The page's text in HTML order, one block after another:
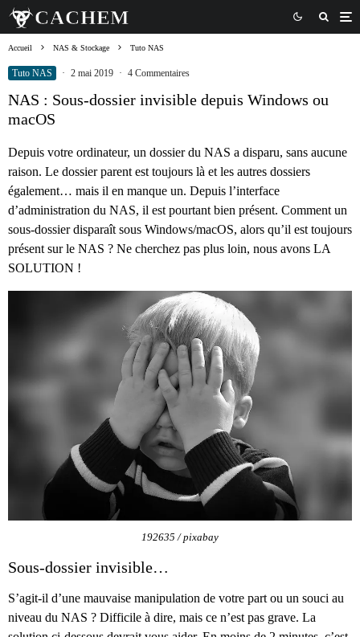
Accueil NAS & Stockage Tuto NAS
Tuto NAS · 2 mai 2019 · 4 Commentaires
NAS : Sous-dossier invisible depuis Windows ou
macOS
Depuis votre ordinateur, un dossier du NAS a disparu, sans aucune
raison. Le dossier parent est toujours là et les autres dossiers
également… mais il en manque un. Depuis l’interface
d’administration du NAS, il est pourtant bien présent. Comment un
sous-dossier disparaît sous Windows/macOS, alors qu’il est toujours
présent sur le NAS ? Ne cherchez pas plus loin, nous avons LA
SOLUTION !
192635 / pixabay
Sous-dossier invisible…
S’agit-il d’une mauvaise manipulation de votre part ou un souci au
niveau du NAS ? Difficile à dire, mais ce n’est pas grave. La